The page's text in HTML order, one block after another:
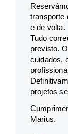
transporte
e de volta.
Tudo
previsto.
cuidados,
projetos
Marius.